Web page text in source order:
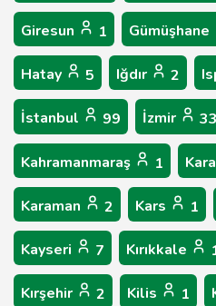
Giresun 1 Gümüşhane
Hatay 5 Iğdır 2
İstanbul 99 İzmir 33
Kahramanmaraş 1
Karaman 2 Kars 1
Kayseri 7 Kırıkkale
Kırşehir 2 Kilis 1